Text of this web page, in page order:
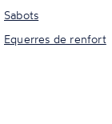
Sabots
Equerres de renfort